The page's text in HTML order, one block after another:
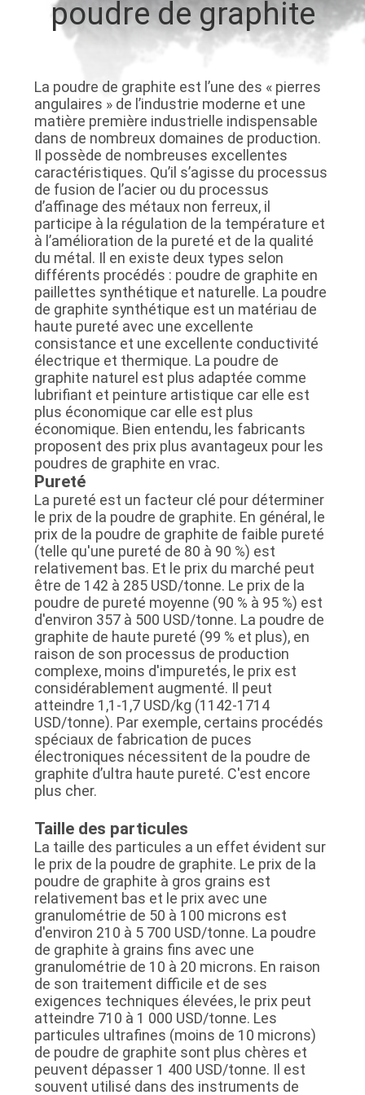
CONTRÔLE
QUALITÉ
CONTACTEZ-
NOUS
NOUVELLES
CAS
PLAN
SITE
POLITIQUE
CONFIDENTIALITÉ
poudre de graphite
La poudre de graphite est l’une des « pierres
angulaires » de l’industrie moderne et une
matière première industrielle indispensable
dans de nombreux domaines de production.
Il possède de nombreuses excellentes
caractéristiques. Qu’il s’agisse du processus
de fusion de l’acier ou du processus
d’affinage des métaux non ferreux, il
participe à la régulation de la température et
à l’amélioration de la pureté et de la qualité
du métal. Il en existe deux types selon
différents procédés : poudre de graphite en
paillettes synthétique et naturelle. La poudre
de graphite synthétique est un matériau de
haute pureté avec une excellente
consistance et une excellente conductivité
électrique et thermique. La poudre de
graphite naturel est plus adaptée comme
lubrifiant et peinture artistique car elle est
plus économique car elle est plus
économique. Bien entendu, les fabricants
proposent des prix plus avantageux pour les
poudres de graphite en vrac.
Pureté
La pureté est un facteur clé pour déterminer
le prix de la poudre de graphite. En général, le
prix de la poudre de graphite de faible pureté
(telle qu'une pureté de 80 à 90 %) est
relativement bas. Et le prix du marché peut
être de 142 à 285 USD/tonne. Le prix de la
poudre de pureté moyenne (90 % à 95 %) est
d'environ 357 à 500 USD/tonne. La poudre de
graphite de haute pureté (99 % et plus), en
raison de son processus de production
complexe, moins d'impuretés, le prix est
considérablement augmenté. Il peut
atteindre 1,1-1,7 USD/kg (1142-1714
USD/tonne). Par exemple, certains procédés
spéciaux de fabrication de puces
électroniques nécessitent de la poudre de
graphite d’ultra haute pureté. C'est encore
plus cher.
Taille des particules
La taille des particules a un effet évident sur
le prix de la poudre de graphite. Le prix de la
poudre de graphite à gros grains est
relativement bas et le prix avec une
granulométrie de 50 à 100 microns est
d'environ 210 à 5 700 USD/tonne. La poudre
de graphite à grains fins avec une
granulométrie de 10 à 20 microns. En raison
de son traitement difficile et de ses
exigences techniques élevées, le prix peut
atteindre 710 à 1 000 USD/tonne. Les
particules ultrafines (moins de 10 microns)
de poudre de graphite sont plus chères et
peuvent dépasser 1 400 USD/tonne. Il est
souvent utilisé dans des instruments de